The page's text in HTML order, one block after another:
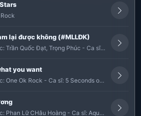
lại được không (#MLLĐK)
Trần Quốc Đạt, Trọng Phúc - Ca sĩ: Trọng Phúc
you want
One Ok Rock - Ca sĩ: 5 Seconds of Summer
Phan Lữ CHâu Hoàng - Ca sĩ: Aqua Band